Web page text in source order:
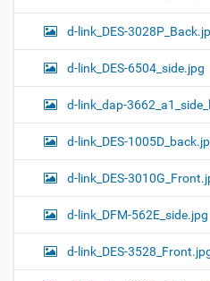
d-link_DES-
d-link_DES-6504_side.jpg
d-link_dap-
d-link_DES-
d-link_DES-
d-link_DFM-562E_side.jpg
d-link_DES-